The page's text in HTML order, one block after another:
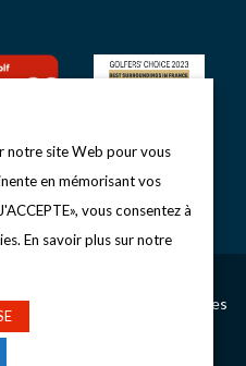
Golf d’Étretat
Gérer les cookies
RÉALISATION
notre site Web pour vous
en mémorisant vos
vous consentez à
En savoir plus sur notre